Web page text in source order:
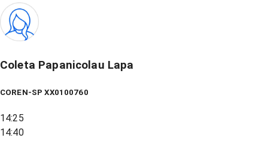
Coleta Papanicolau Lapa
COREN-SP XX0100760
14:25
14:40